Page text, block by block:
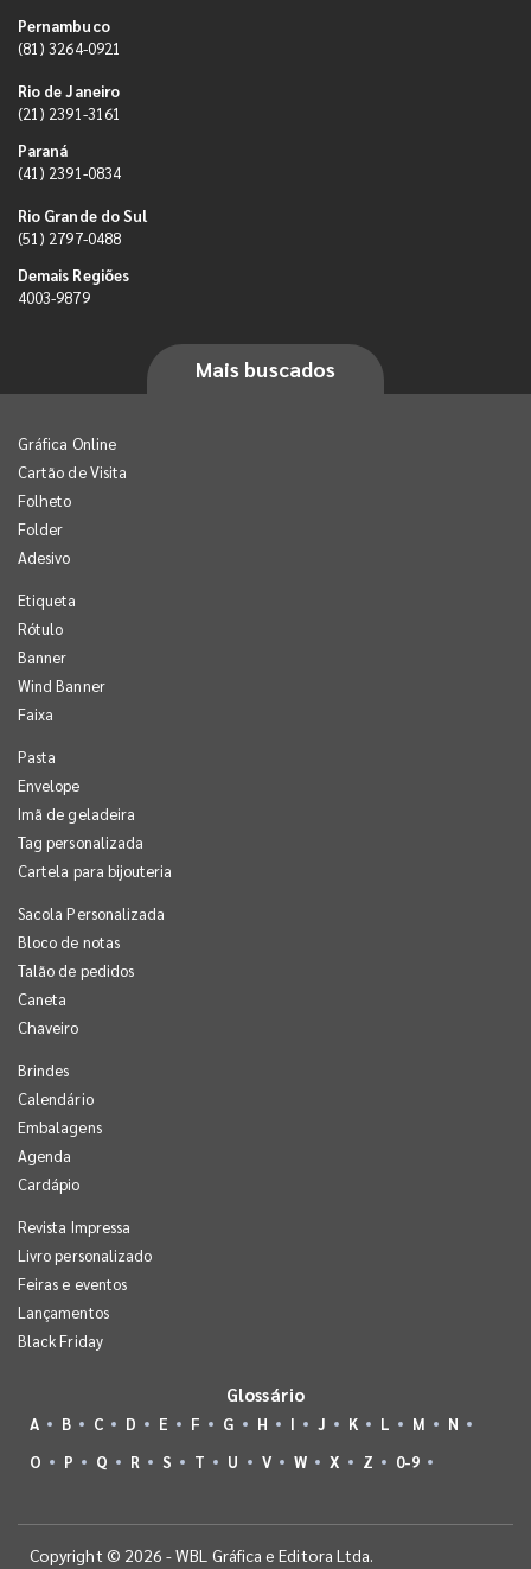
Pernambuco
(81) 3264-0921
Rio de Janeiro
(21) 2391-3161
Paraná
(41) 2391-0834
Rio Grande do Sul
(51) 2797-0488
Demais Regiões
4003-9879
Mais buscados
Gráfica Online
Cartão de Visita
Folheto
Folder
Adesivo
Etiqueta
Rótulo
Banner
Wind Banner
Faixa
Pasta
Envelope
Imã de geladeira
Tag personalizada
Cartela para bijouteria
Sacola Personalizada
Bloco de notas
Talão de pedidos
Caneta
Chaveiro
Brindes
Calendário
Embalagens
Agenda
Cardápio
Revista Impressa
Livro personalizado
Feiras e eventos
Lançamentos
Black Friday
Glossário
A B C D E F G H I J K L M
N
O
P Q R S T U V W X Z 0-9
Copyright © 2026 - WBL Gráfica e Editora Ltda.